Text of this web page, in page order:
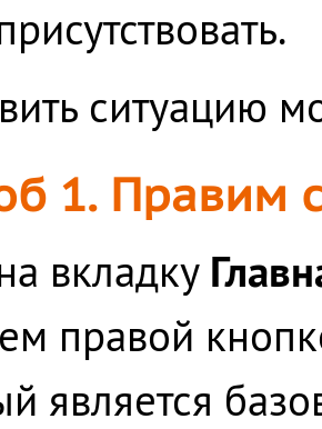
ситуацию
1. Правим
вкладку
правой
является